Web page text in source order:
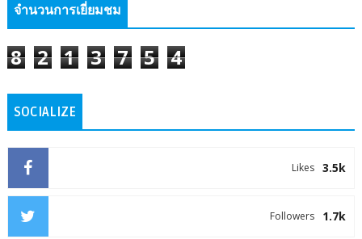
จำนวนการเยี่ยมชม
8 2 1 3 7 5 4
SOCIALIZE
3.5k
Likes
1.7k
Followers